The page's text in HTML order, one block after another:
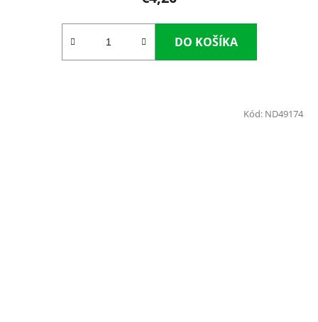
DO KOŠÍKA
Kód: ND49174